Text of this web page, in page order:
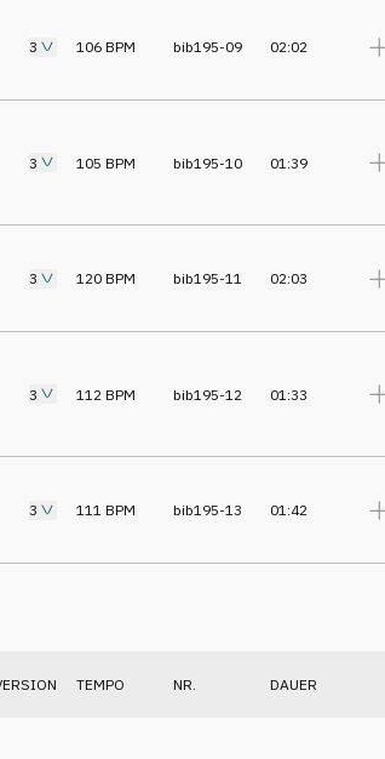
3 106 BPM bib195-09 02:02
3 105 BPM bib195-10 01:39
3 120 BPM bib195-11 02:03
3 112 BPM bib195-12 01:33
3 111 BPM bib195-13 01:42
TEMPO NR. DAUER